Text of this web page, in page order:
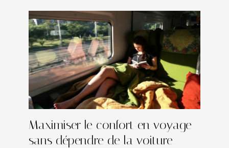
Maximiser le confort en voyage
sans dépendre de la voiture